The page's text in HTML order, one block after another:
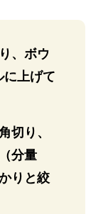
、ボウ
に上げて
切り、
分量
りと絞